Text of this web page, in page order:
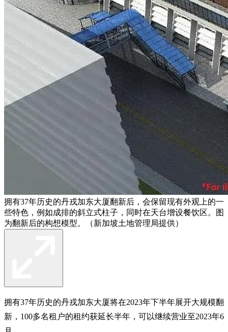
拥有37年历史的丹戎加东大厦翻新后，会保留现有外观上的一
些特色，例如成排的斜立式柱子，同时在天台增设餐饮区。图
为翻新后的构想模型。（新加坡土地管理局提供）
拥有37年历史的丹戎加东大厦将在2023年下半年展开大规模翻
新，100多名租户的租约获延长半年，可以继续营业至2023年6